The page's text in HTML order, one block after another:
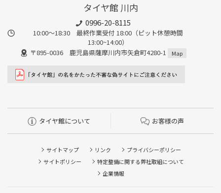
タイヤ館 川内
0996-20-8115
10:00～18:30 最終作業受付 18:00（ピット休憩時間
13:00~14:00）
〒895-0036 鹿児島県薩摩川内市矢倉町4280-1
Map
タイヤ館について お客様の声
サイトマップ リンク
プライバシーポリシー
サイトポリシー
特定整備に関する弊社取組について
企業情報